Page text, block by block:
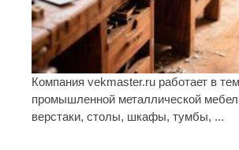
Компания vekmaster.ru работает в
промышленной металлической
верстаки, столы, шкафы, тумбы, ...